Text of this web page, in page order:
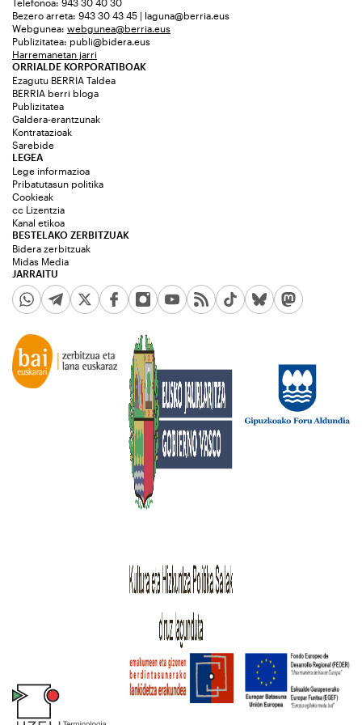
Bezero arreta: 943 30 43 45 | laguna@berria.eus
Webgunea: webgunea@berria.eus
Publizitatea: publi@bidera.eus
Harremanetan jarri
ORRIALDE KORPORATIBOAK
Ezagutu BERRIA Taldea
BERRIA berri bloga
Publizitatea
Galdera-erantzunak
Kontratazioak
Sarebide
JARRAITU
LEGEA
Lege informazioa
Pribatutasun politika
Cookieak
cc Lizentzia
Kanal etikoa
BESTELAKO ZERBITZUAK
Bidera zerbitzuak
Midas Media